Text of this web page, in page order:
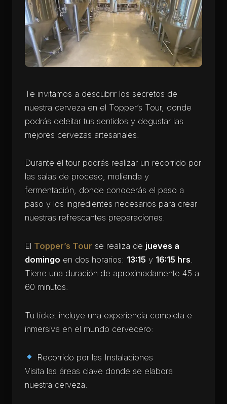
Te invitamos a descubrir los secretos de
nuestra cerveza en el Topper’s Tour, donde
podrás deleitar tus sentidos y degustar las
mejores cervezas artesanales.
Durante el tour podrás realizar un recorrido por
las salas de proceso, molienda y
fermentación, donde conocerás el paso a
paso y los ingredientes necesarios para crear
nuestras refrescantes preparaciones.
El Topper’s Tour se realiza de jueves a
domingo en dos horarios: 13:15 y 16:15 hrs.
Tiene una duración de aproximadamente 45 a
60 minutos.
Tu ticket incluye una experiencia completa e
inmersiva en el mundo cervecero:
Recorrido por las Instalaciones
Visita las áreas clave donde se elabora
nuestra cerveza: